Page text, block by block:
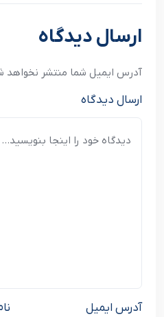
ارسال دیدگاه
آدرس ایمیل شما منتشر نخواهد
ارسال دیدگاه
آدرس ایمیل